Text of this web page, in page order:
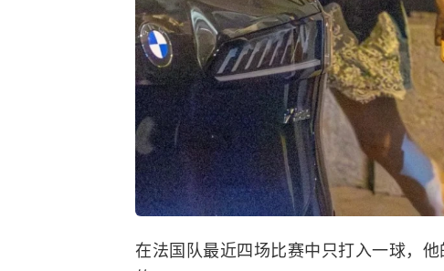
在法国队最近四场比赛中只打入一球，